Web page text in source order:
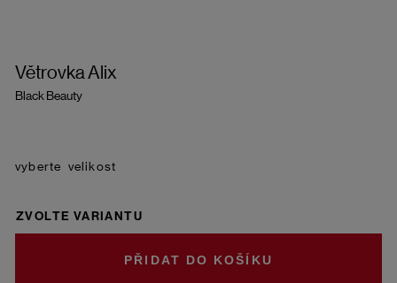
Větrovka Alix
Black Beauty
velikost
ZVOLTE VARIANTU
DO KOŠÍKU